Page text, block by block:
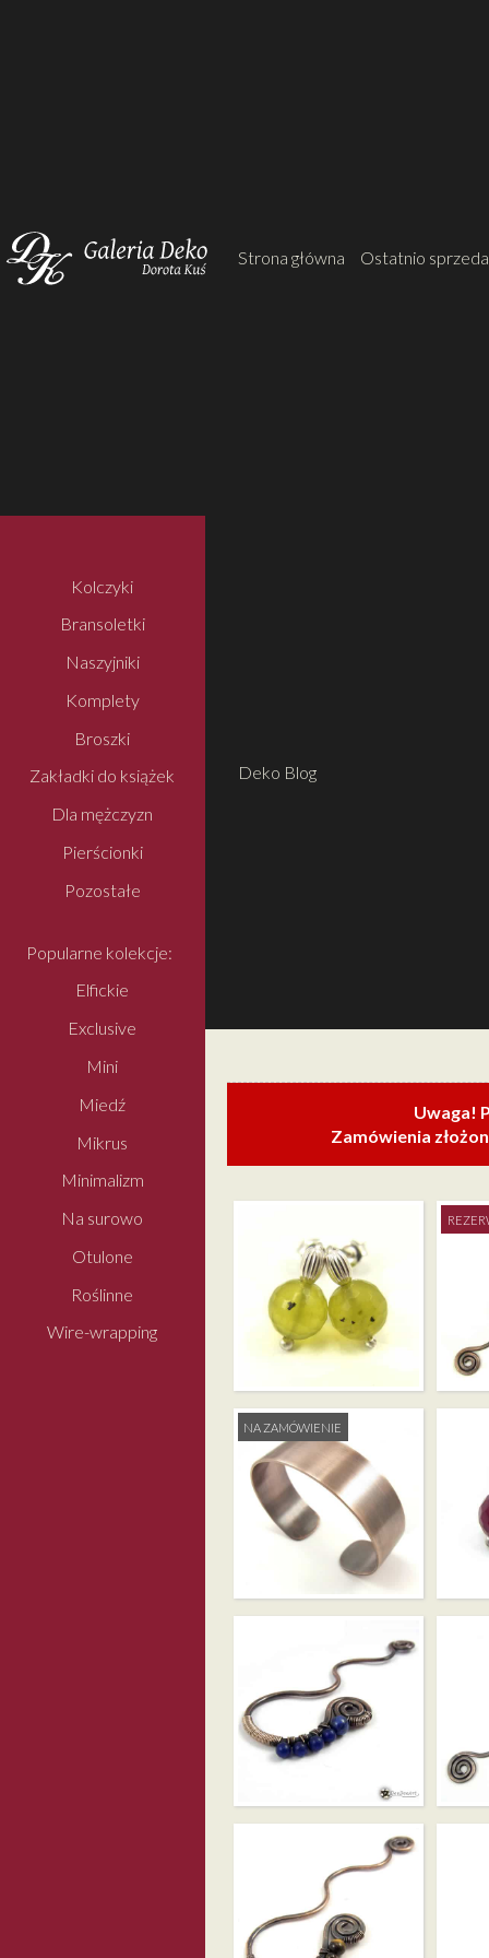
Strona główna Ostatnio
Deko Blog
Kolczyki
Bransoletki
Naszyjniki
Komplety
Broszki
Zakładki do książek
Dla mężczyzn
Pierścionki
Pozostałe
Popularne kolekcje:
Elfickie
Exclusive
Mini
Miedź
Mikrus
Minimalizm
Na surowo
Otulone
Roślinne
Wire-wrapping
Uwaga!
Zamówienia
ŻÓŁTA
DO
NA ZAMÓWIENIE
NIEBIESKA
KSIĄŻKI